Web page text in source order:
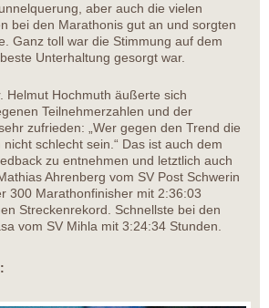
aber auch die vielen
bei den Marathonis gut an und sorgten
Ganz toll war die Stimmung auf dem
Unterhaltung gesorgt war.
Helmut Hochmuth äußerte sich
Teilnehmerzahlen und der
zufrieden: „Wer gegen den Trend die
schlecht sein.“ Das ist auch dem
zu entnehmen und letztlich auch
Ahrenberg vom SV Post Schwerin
300 Marathonfinisher mit 2:36:03
Streckenrekord. Schnellste bei den
vom SV Mihla mit 3:24:34 Stunden.